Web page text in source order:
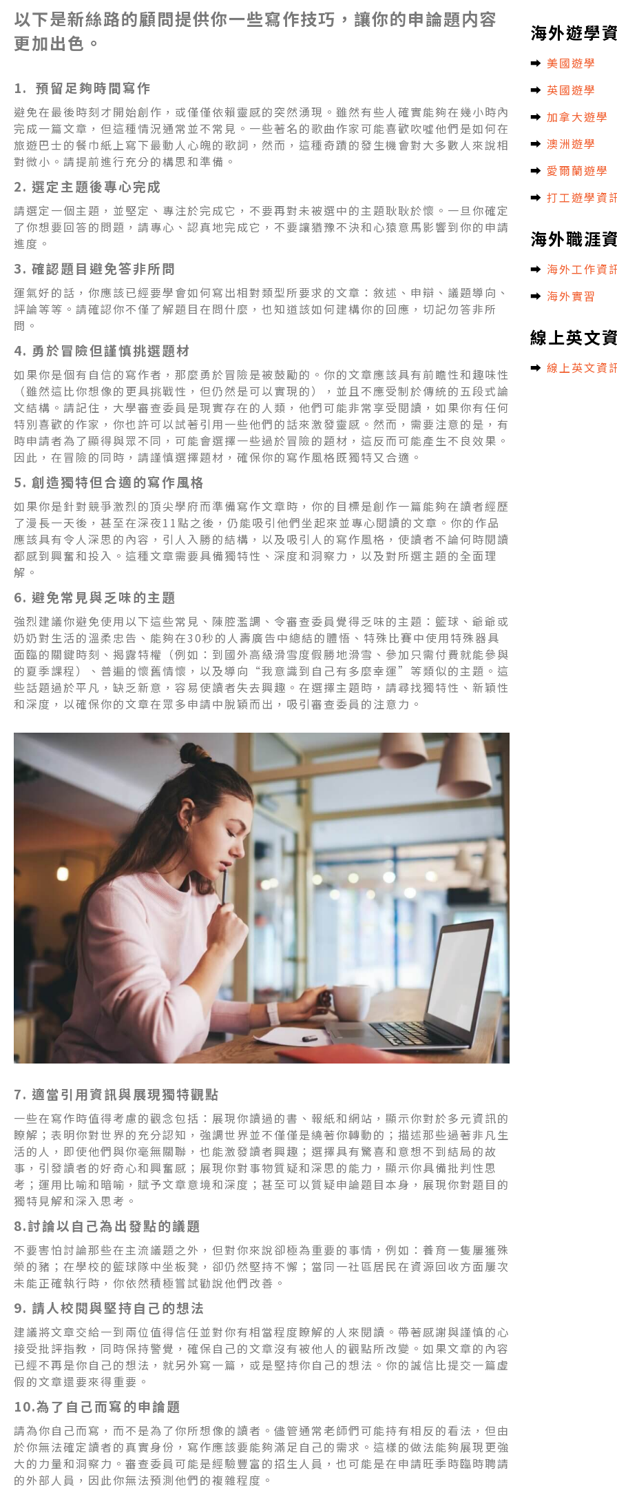
以下是新絲路的顧問提供你一些寫作技巧，讓你的申論題内容
更加出色。
1. 預留足夠時間寫作
避免在最後時刻才開始創作，或僅僅依賴靈感的突然湧現。雖然有些人確實能夠在幾小時內
完成一篇文章，但這種情況通常並不常見。一些著名的歌曲作家可能喜歡吹噓他們是如何在
旅遊巴士的餐巾紙上寫下最動人心魄的歌詞，然而，這種奇蹟的發生機會對大多數人來說相
對微小。請提前進行充分的構思和準備。
2. 選定主題後專心完成
請選定一個主題，並堅定、專注於完成它，不要再對未被選中的主題耿耿於懷。一旦你確定
了你想要回答的問題，請專心、認真地完成它，不要讓猶豫不決和心猿意馬影響到你的申請
進度。
3. 確認題目避免答非所問
運氣好的話，你應該已經要學會如何寫出相對類型所要求的文章：敘述、申辯、議題導向、
評論等等。請確認你不僅了解題目在問什麼，也知道該如何建構你的回應，切記勿答非所
問。
4. 勇於冒險但謹慎挑選題材
如果你是個有自信的寫作者，那麼勇於冒險是被鼓勵的。你的文章應該具有前瞻性和趣味性
（雖然這比你想像的更具挑戰性，但仍然是可以實現的），並且不應受制於傳統的五段式論
文結構。請記住，大學審查委員是現實存在的人類，他們可能非常享受閱讀，如果你有任何
特別喜歡的作家，你也許可以試著引用一些他們的話來激發靈感。然而，需要注意的是，有
時申請者為了顯得與眾不同，可能會選擇一些過於冒險的題材，這反而可能產生不良效果。
因此，在冒險的同時，請謹慎選擇題材，確保你的寫作風格既獨特又合適。
5. 創造獨特但合適的寫作風格
如果你是針對競爭激烈的頂尖學府而準備寫作文章時，你的目標是創作一篇能夠在讀者經歷
了漫長一天後，甚至在深夜11點之後，仍能吸引他們坐起來並專心閱讀的文章。你的作品
應該具有令人深思的內容，引人入勝的結構，以及吸引人的寫作風格，使讀者不論何時閱讀
都感到興奮和投入。這種文章需要具備獨特性、深度和洞察力，以及對所選主題的全面理
解。
6. 避免常見與乏味的主題
強烈建議你避免使用以下這些常見、陳腔濫調、令審查委員覺得乏味的主題：籃球、爺爺或
奶奶對生活的溫柔忠告、能夠在30秒的人壽廣告中總結的體悟、特殊比賽中使用特殊器具
面臨的關鍵時刻、揭露特權（例如：到國外高級滑雪度假勝地滑雪、參加只需付費就能參與
的夏季課程）、普遍的懷舊情懷，以及導向“我意識到自己有多麼幸運”等類似的主題。這
些話題過於平凡，缺乏新意，容易使讀者失去興趣。在選擇主題時，請尋找獨特性、新穎性
和深度，以確保你的文章在眾多申請中脫穎而出，吸引審查委員的注意力。
7. 適當引用資訊與展現獨特觀點
一些在寫作時值得考慮的觀念包括：展現你讀過的書、報紙和網站，顯示你對於多元資訊的
瞭解；表明你對世界的充分認知，強調世界並不僅僅是繞著你轉動的；描述那些過著非凡生
活的人，即使他們與你毫無關聯，也能激發讀者興趣；選擇具有驚喜和意想不到結局的故
事，引發讀者的好奇心和興奮感；展現你對事物質疑和深思的能力，顯示你具備批判性思
考；運用比喻和暗喻，賦予文章意境和深度；甚至可以質疑申論題目本身，展現你對題目的
獨特見解和深入思考。
8.討論以自己為出發點的議題
不要害怕討論那些在主流議題之外，但對你來說卻極為重要的事情，例如：養育一隻屢獲殊
榮的豬；在學校的籃球隊中坐板凳，卻仍然堅持不懈；當同一社區居民在資源回收方面屢次
未能正確執行時，你依然積極嘗試勸說他們改善。
9. 請人校閱與堅持自己的想法
建議將文章交給一到兩位值得信任並對你有相當程度瞭解的人來閱讀。帶著感謝與謹慎的心
接受批評指教，同時保持警覺，確保自己的文章沒有被他人的觀點所改變。如果文章的內容
已經不再是你自己的想法，就另外寫一篇，或是堅持你自己的想法。你的誠信比提交一篇虛
假的文章還要來得重要。
10.為了自己而寫的申論題
請為你自己而寫，而不是為了你所想像的讀者。儘管通常老師們可能持有相反的看法，但由
於你無法確定讀者的真實身份，寫作應該要能夠滿足自己的需求。這樣的做法能夠展現更強
大的力量和洞察力。審查委員可能是經驗豐富的招生人員，也可能是在申請旺季時臨時聘請
的外部人員，因此你無法預測他們的複雜程度。
海外遊學
➡︎ 美國遊學
➡︎ 英國遊學
➡︎ 加拿大遊學
➡︎ 澳洲遊學
➡︎ 愛爾蘭遊學
➡︎ 打工遊學資
海外職涯
➡︎ 海外工作資
➡︎ 海外實習
線上英文
➡︎ 線上英文資